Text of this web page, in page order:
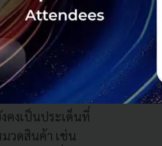
วโน้มส่งผลกระ
งการค้ายังคง
คงเป็นประเด็นที่
วดสินค้า เช่น